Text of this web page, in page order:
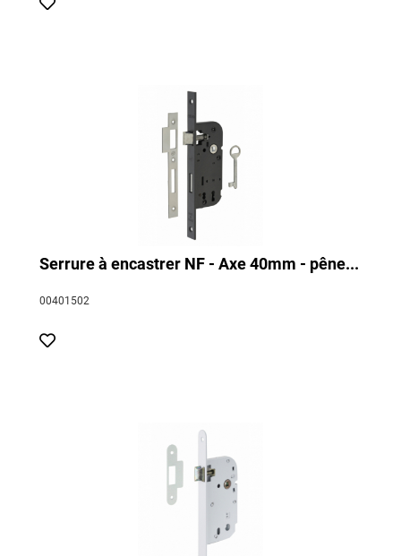
Serrure à encastrer NF - Axe 40mm - pêne...
00401502